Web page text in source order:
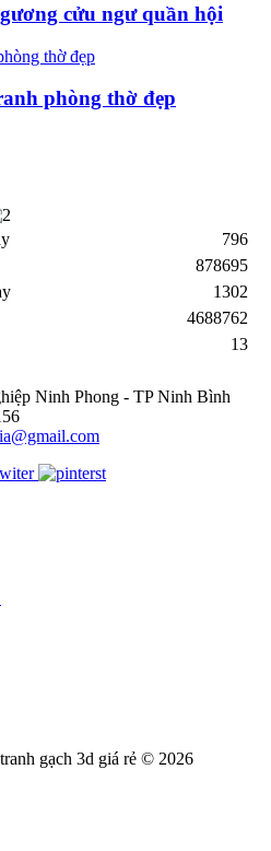
cửu ngư quần hội
phòng thờ đẹp
796
878695
1302
4688762
13
Ninh Phong - TP Ninh Bình
gạch 3d giá rẻ © 2026